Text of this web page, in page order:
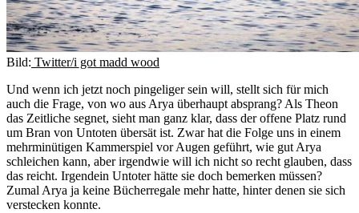
Bild: Twitter/i got madd wood
Und wenn ich jetzt noch pingeliger sein will, stellt sich für mich
auch die Frage, von wo aus Arya überhaupt absprang? Als Theon
das Zeitliche segnet, sieht man ganz klar, dass der offene Platz rund
um Bran von Untoten übersät ist. Zwar hat die Folge uns in einem
mehrminütigen Kammerspiel vor Augen geführt, wie gut Arya
schleichen kann, aber irgendwie will ich nicht so recht glauben, dass
das reicht. Irgendein Untoter hätte sie doch bemerken müssen?
Zumal Arya ja keine Bücherregale mehr hatte, hinter denen sie sich
verstecken konnte.